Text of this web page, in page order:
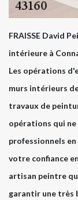
FRAISSE David
intérieure à
Les opérations
murs intérieurs
travaux de
opérations qui ne
professionnels
votre confiance
artisan peintre
garantir une très